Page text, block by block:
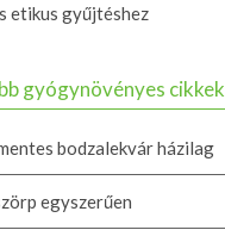
etikus gyűjtéshez
gyógynövényes cikkek
bodzalekvár házilag
egyszerűen